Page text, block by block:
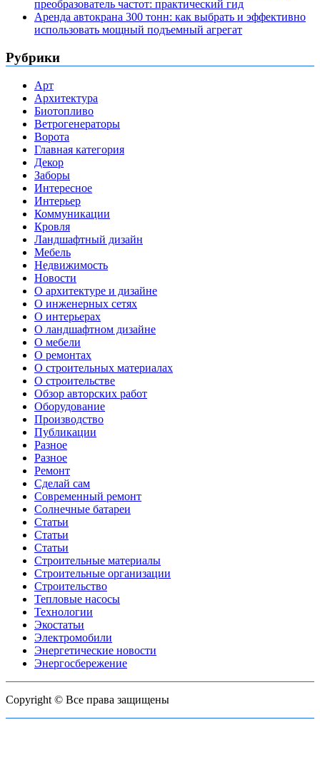
преобразователь частот: практический гид
Аренда автокрана 300 тонн: как выбрать и эффективно
использовать мощный подъемный агрегат
Рубрики
Арт
Архитектура
Биотопливо
Ветрогенераторы
Ворота
Главная категория
Декор
Заборы
Интересное
Интерьер
Коммуникации
Кровля
Ландшафтный дизайн
Мебель
Недвижимость
Новости
О архитектуре и дизайне
О инженерных сетях
О интерьерах
О ландшафтном дизайне
О мебели
О ремонтах
О строительных материалах
О строительстве
Обзор авторских работ
Оборудование
Производство
Публикации
Разное
Разное
Ремонт
Сделай сам
Современный ремонт
Солнечные батареи
Статьи
Статьи
Статьи
Строительные материалы
Строительные организации
Строительство
Тепловые насосы
Технологии
Экостатьи
Электромобили
Энергетические новости
Энергосбережение
Copyright © Все права защищены